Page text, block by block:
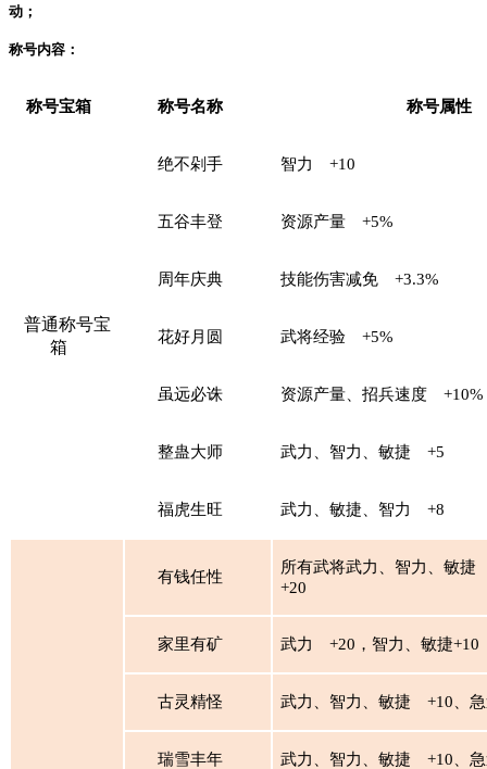
动；
称号内容：
称号宝箱 称号名称 称号属性
普通称号宝
箱
绝不剁手 智力 +10
五谷丰登 资源产量 +5%
周年庆典 技能伤害减免 +3.3%
花好月圆 武将经验 +5%
虽远必诛 资源产量、招兵速度 +10%
整蛊大师 武力、智力、敏捷 +5
福虎生旺 武力、敏捷、智力 +8
有钱任性
所有武将武力、智力、敏捷
+20
家里有矿 武力 +20，智力、敏捷+10
古灵精怪 武力、智力、敏捷 +10、
瑞雪丰年 武力、智力、敏捷 +10、